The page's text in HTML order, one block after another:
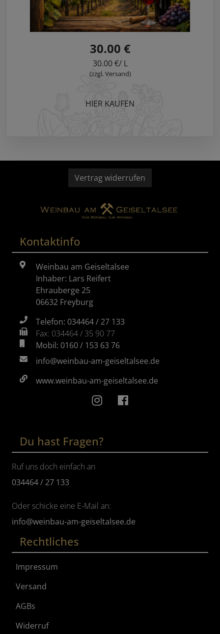
30.00 €
30.00 €/ L
(zzgl. Versand)
HIER KAUFEN
Vertrag widerrufen
Kontaktinfo
Weinbau am Geiseltalsee
Inhaber: Lars Reifert
Ehrauberge 25
06632 Freyburg
Telefon: 034464 / 27 133
Fax: 034464 / 35 90 77
Mobil: 0160 / 153 63 76
info@weinbau-am-geiseltalsee.de
www.weinbau-am-geiseltalsee.de
Du hast Fragen?
Ruf uns doch einfach an
034464 / 27 133
Oder schicke eine E-Mail an:
info@weinbau-am-geiseltalsee.de
Rechtliches
Impressum
Versand
AGBs
Widerruf